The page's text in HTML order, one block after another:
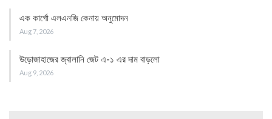
এক কার্গো এলএনজি কেনায় অনুমোদন
Aug 7, 2026
উড়োজাহাজের জ্বালানি জেট এ-১ এর দাম বাড়লো
Aug 9, 2026